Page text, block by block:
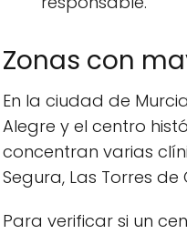
Zonas con
En la ciudad de
Alegre y el centro
concentran varias
Segura, Las Torres
Para verificar si un